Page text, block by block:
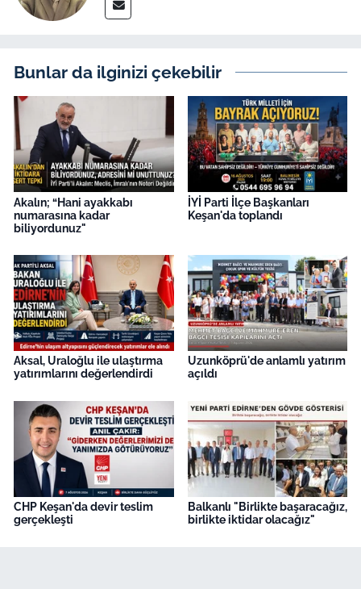
Bunlar da ilginizi çekebilir
Akalın; “Hani ayakkabı
numarasına kadar
biliyordunuz"
İYİ Parti İlçe Başkanları
Keşan'da toplandı
Aksal, Uraloğlu ile ulaştırma
yatırımlarını değerlendirdi
Uzunköprü'de anlamlı yatırım
açıldı
CHP Keşan'da devir teslim
gerçekleşti
Balkanlı "Birlikte başaracağız,
birlikte iktidar olacağız"